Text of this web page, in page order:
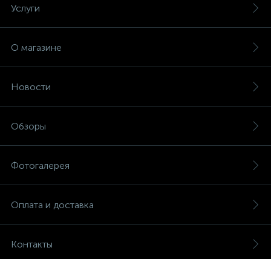
Услуги
О магазине
Новости
Обзоры
Фотогалерея
Оплата и доставка
Контакты